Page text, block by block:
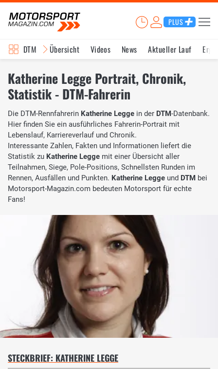
PLUS
DTM Übersicht Videos News Aktueller Lauf
Katherine Legge Portrait, Chronik,
Statistik - DTM-Fahrerin
Die DTM-Rennfahrerin Katherine Legge in der DTM-Datenbank.
Hier finden Sie ein ausführliches Fahrerin-Portrait mit
Lebenslauf, Karriereverlauf und Chronik.
Interessante Zahlen, Fakten und Informationen liefert die
Statistik zu Katherine Legge mit einer Übersicht aller
Teilnahmen, Siege, Pole-Positions, Schnellsten Runden im
Rennen, Ausfällen und Punkten. Katherine Legge und DTM bei
Motorsport-Magazin.com bedeuten Motorsport für echte
Fans!
STECKBRIEF: KATHERINE LEGGE